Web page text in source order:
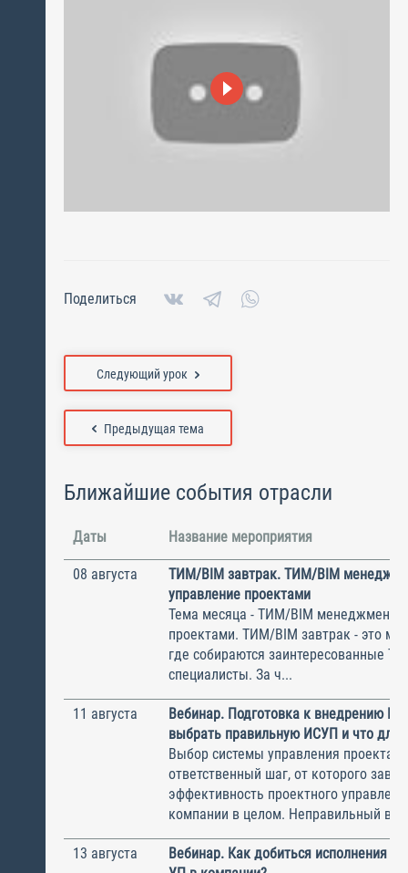
Поделиться
Предыдущая тема
Следующий урок
Ближайшие события отрасли
Даты Название мероприятия
08 августа
ТИМ/BIM завтрак. ТИМ/BIM
управление проектами
Тема месяца - ТИМ/BIM менеджмент и
проектами. ТИМ/BIM завтрак - это
где собираются заинтересованные
специалисты. За ч...
11 августа
Вебинар. Подготовка к внедрению
выбрать правильную ИСУП и что для
Выбор системы управления
ответственный шаг, от которого
эффективность проектного
компании в целом. Неправильный
13 августа
Вебинар. Как добиться исполнения